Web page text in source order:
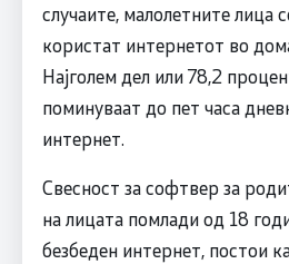
случаите, малолетните лица
користат интернетот во
Најголем дел или 78,2
поминуваат до пет часа
интернет.
Свесност за софтвер за
на лицата помлади од 18
безбеден интернет, постои